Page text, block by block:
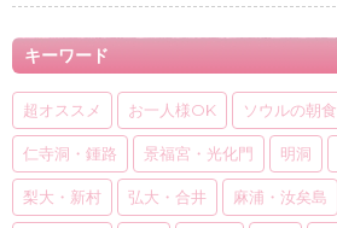
キーワード
超オススメ お一人様OK ソウルの朝食
仁寺洞・鍾路 景福宮・光化門 明洞
梨大・新村 弘大・合井 麻浦・汝矣島